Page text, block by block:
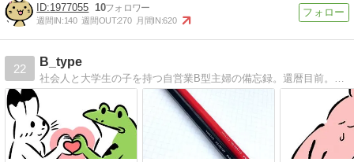
1977055 10
週間IN:140 週間OUT:270 月間IN:620
22
B_type